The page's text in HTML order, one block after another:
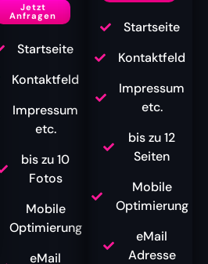
Jetzt
Anfragen
Startseite
Kontaktfeld
Impressum
etc.
bis zu 10
Fotos
Mobile
Optimierung
eMail
Startseite
Kontaktfeld
Impressum
etc.
bis zu 12
Seiten
Mobile
Optimierung
eMail
Adresse